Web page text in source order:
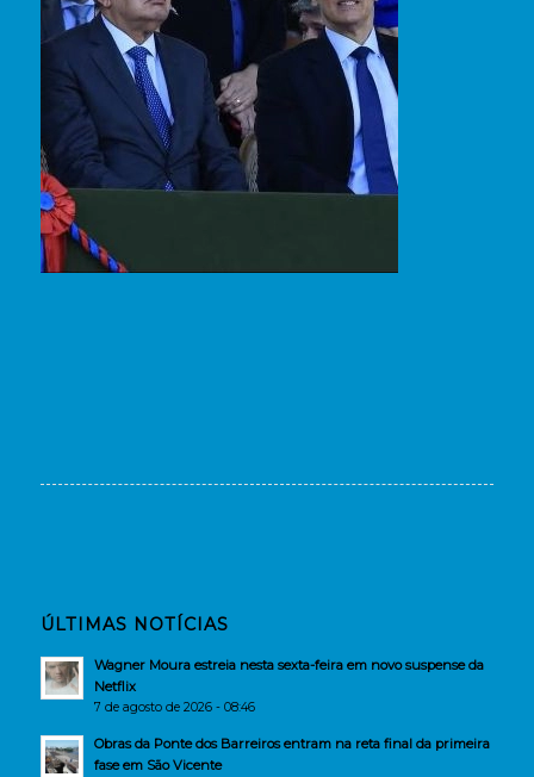
ÚLTIMAS NOTÍCIAS
Wagner Moura estreia nesta sexta-feira em novo suspense da
Netflix
7 de agosto de 2026 - 08:46
Obras da Ponte dos Barreiros entram na reta final da primeira
fase em São Vicente